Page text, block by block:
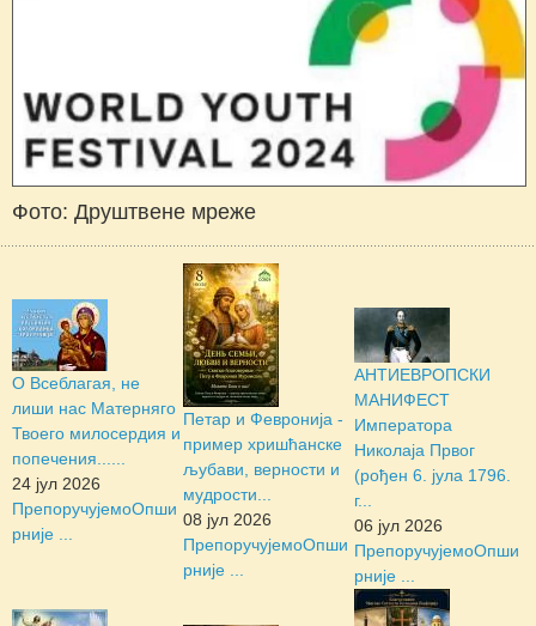
Фото: Друштвене мреже
О Всеблагая, не
лиши нас Матерняго
Твоего милосердия и
попечения......
24 јул 2026
ПрепоручујемоОпши
рније ...
Петар и Февронија -
пример хришћанске
љубави, верности и
мудрости...
08 јул 2026
ПрепоручујемоОпши
рније ...
АНТИЕВРОПСКИ
МАНИФЕСТ
Императора
Николаја Првог
(рођен 6. јула 1796.
г...
06 јул 2026
ПрепоручујемоОпши
рније ...